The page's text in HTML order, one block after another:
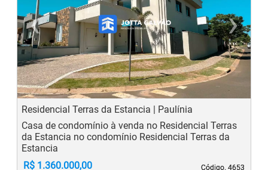
‹
Previous
›
Residencial Terras da Estancia | Paulínia
Código. 4653
Código. 4653
Casa de condomínio à venda no Residencial Terras
da Estancia no condomínio Residencial Terras da
Estancia
R$ 1.360.000,00